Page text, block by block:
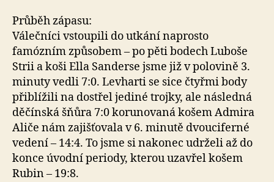
Průběh zápasu:
Válečníci vstoupili do utkání naprosto
famózním způsobem – po pěti bodech Luboše
Strii a koši Ella Sanderse jsme již v polovině 3.
minuty vedli 7:0. Levharti se sice čtyřmi body
přiblížili na dostřel jediné trojky, ale následná
děčínská šňůra 7:0 korunovaná košem Admira
Aliče nám zajišťovala v 6. minutě dvouciferné
vedení – 14:4. To jsme si nakonec udrželi až do
konce úvodní periody, kterou uzavřel košem
Rubin – 19:8.